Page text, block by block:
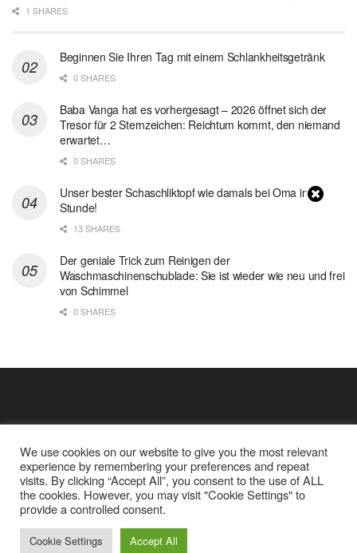
1 SHARES
Beginnen Sie Ihren Tag mit einem Schlankheitsgetränk
0 SHARES
Baba Vanga hat es vorhergesagt – 2026 öffnet sich der
Tresor für 2 Sternzeichen: Reichtum kommt, den niemand
erwartet…
0 SHARES
Unser bester Schaschliktopf wie damals bei Oma in 1
Stunde!
13 SHARES
Der geniale Trick zum Reinigen der
Waschmaschinenschublade: Sie ist wieder wie neu und frei
von Schimmel
0 SHARES
Cookie Policy
Datenschutz
Google Analytics und Cookie Dateien
© 2025Einfache Rezept
We use cookies on our website to give you the most relevant
experience by remembering your preferences and repeat
visits. By clicking “Accept All”, you consent to the use of ALL
the cookies. However, you may visit "Cookie Settings" to
provide a controlled consent.
Cookie Settings Accept All